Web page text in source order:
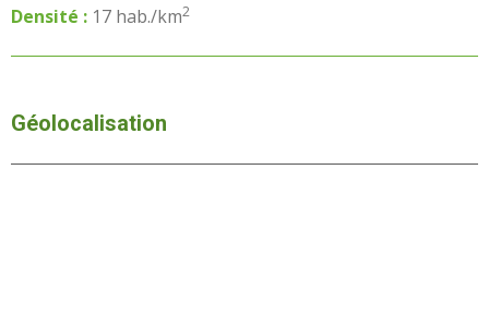
Densité : 17 hab./km2
Géolocalisation